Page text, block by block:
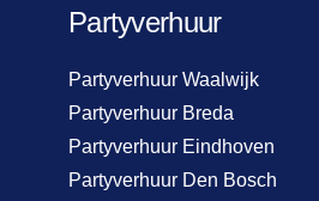
Partyverhuur
Partyverhuur Waalwijk
Partyverhuur Breda
Partyverhuur Eindhoven
Partyverhuur Den Bosch